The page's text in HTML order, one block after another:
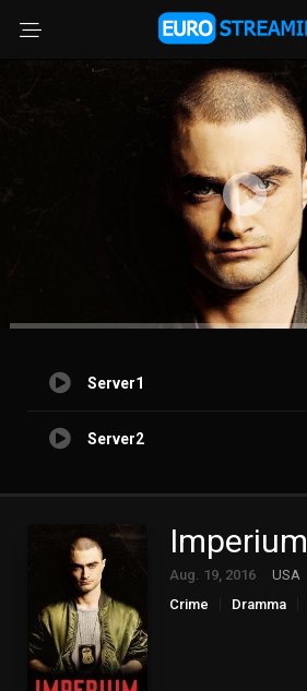
Server1
Server2
Imperium
Aug. 19, 2016 USA
Crime
Dramma